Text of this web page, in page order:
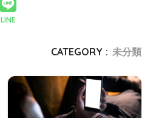
LINE
CATEGORY : 未分類